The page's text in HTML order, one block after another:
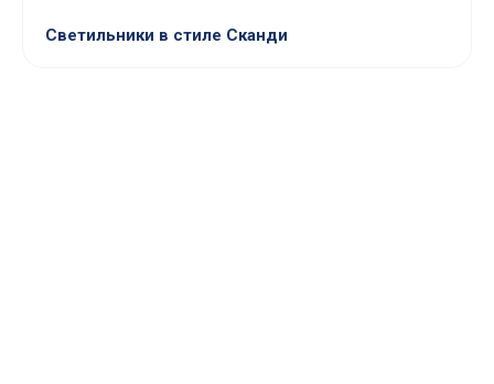
Светильники в стиле Сканди